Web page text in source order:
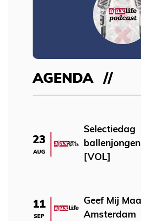
AGENDA
23
AUG
Selectiedag
[VOL]
11
SEP
Geef Mij
Amsterdam